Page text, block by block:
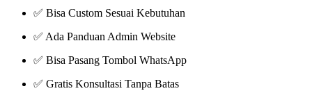
✅ Bisa Custom Sesuai Kebutuhan
✅ Ada Panduan Admin Website
✅ Bisa Pasang Tombol WhatsApp
✅ Gratis Konsultasi Tanpa Batas